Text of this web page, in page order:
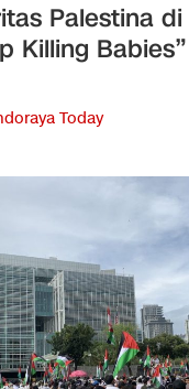
Palestina
Killing
Today